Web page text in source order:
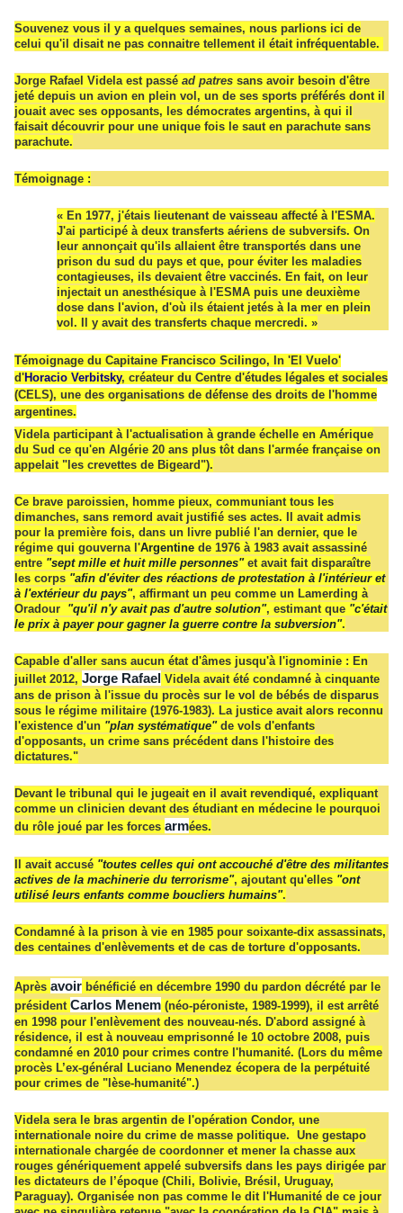
Souvenez vous il y a quelques semaines, nous parlions ici de
celui qu'il disait ne pas connaitre tellement il était infréquentable.
Jorge Rafael Videla est passé ad patres sans avoir besoin d'être
jeté depuis un avion en plein vol, un de ses sports préférés dont il
jouait avec ses opposants, les démocrates argentins, à qui il
faisait découvrir pour une unique fois le saut en parachute sans
parachute.
Témoignage :
« En 1977, j'étais lieutenant de vaisseau affecté à l'ESMA.
J'ai participé à deux transferts aériens de subversifs. On
leur annonçait qu'ils allaient être transportés dans une
prison du sud du pays et que, pour éviter les maladies
contagieuses, ils devaient être vaccinés. En fait, on leur
injectait un anesthésique à l'ESMA puis une deuxième
dose dans l'avion, d'où ils étaient jetés à la mer en plein
vol. Il y avait des transferts chaque mercredi. »
Témoignage du Capitaine Francisco Scilingo, In 'El Vuelo'
d'Horacio Verbitsky, créateur du Centre d'études légales et sociales
(CELS), une des organisations de défense des droits de l'homme
argentines.
Videla participant à l'actualisation à grande échelle en Amérique
du Sud ce qu'en Algérie 20 ans plus tôt dans l'armée française on
appelait "les crevettes de Bigeard").
Ce brave paroissien, homme pieux, communiant tous les
dimanches, sans remord avait justifié ses actes. Il avait admis
pour la première fois, dans un livre publié l'an dernier, que le
régime qui gouverna l'Argentine de 1976 à 1983 avait assassiné
entre "sept mille et huit mille personnes"et avait fait disparaître
les corps "afin d'éviter des réactions de protestation à l'intérieur et
à l'extérieur du pays", affirmant un peu comme un Lamerding à
Oradour "qu'il n'y avait pas d'autre solution", estimant que "c'était
le prix à payer pour gagnerla guerre contre la subversion".
Capable d'aller sans aucun état d'âmes jusqu'à l'ignominie : En
juillet 2012, Jorge Rafael Videla avait été condamné à cinquante
ans de prison à l'issue du procès sur le vol de bébés de disparus
sous le régime militaire (1976-1983). La justice avait alors reconnu
l'existence d'un "plan systématique"de vols d'enfants
d'opposants, un crime sans précédent dans l'histoire des
dictatures."
Devant le tribunal qui le jugeait en il avait revendiqué, expliquant
comme un clinicien devant des étudiant en médecine le pourquoi
du rôle joué par les forces armées.
Il avait accusé "toutes celles qui ont accouché d'être des militantes
actives de la machinerie du terrorisme", ajoutant qu'elles "ont
utilisé leurs enfants comme boucliers humains".
Condamné à la prison à vie en 1985 pour soixante-dix assassinats,
des centaines d'enlèvements et de cas de torture d'opposants.
Après avoir bénéficié en décembre 1990 du pardon décrété par le
président Carlos Menem (néo-péroniste, 1989-1999), il est arrêté
en 1998 pour l'enlèvement des nouveau-nés. D'abord assigné à
résidence, il est à nouveau emprisonné le 10 octobre 2008, puis
condamné en 2010 pour crimes contre l'humanité. (Lors du même
procès L’ex-général Luciano Menendez écopera de la perpétuité
pour crimes de "lèse-humanité".)
Videla sera le bras argentin de l'opération Condor, une
internationale noire du crime de masse politique. Une gestapo
internationale chargée de coordonner et mener la chasse aux
rouges génériquement appelé subversifs dans les pays dirigée par
les dictateurs de l’époque (Chili, Bolivie, Brésil, Uruguay,
Paraguay). Organisée non pas comme le dit l'Humanité de ce jour